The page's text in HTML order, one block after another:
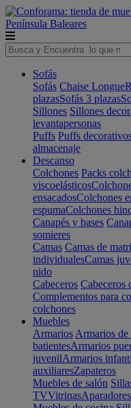
Península Baleares
Sofás
Sofás Chaise Longue
plazasSofás 3 plazas
Sillones Sillones
levantapersonas
Puffs Puffs
almacenaje
Descanso
Colchones Packs
viscoelásticos
ensacadosColchones
espumaColchones
Canapés y bases
somieres
Camas Camas de
individualesCamas
nido
Cabeceros Cabeceros
Complementos para
colchones
Muebles
Armarios Armarios
batientesArmarios
juvenilArmarios
auxiliaresZapateros
Muebles de salón
TVVitrinasAparadores